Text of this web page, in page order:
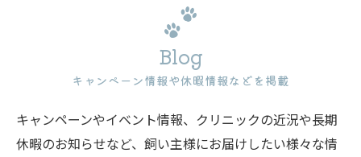
Blog
キャンペーン情報や休暇情報などを掲載
キャンペーンやイベント情報、クリニックの近況や長期
休暇のお知らせなど、飼い主様にお届けしたい様々な情